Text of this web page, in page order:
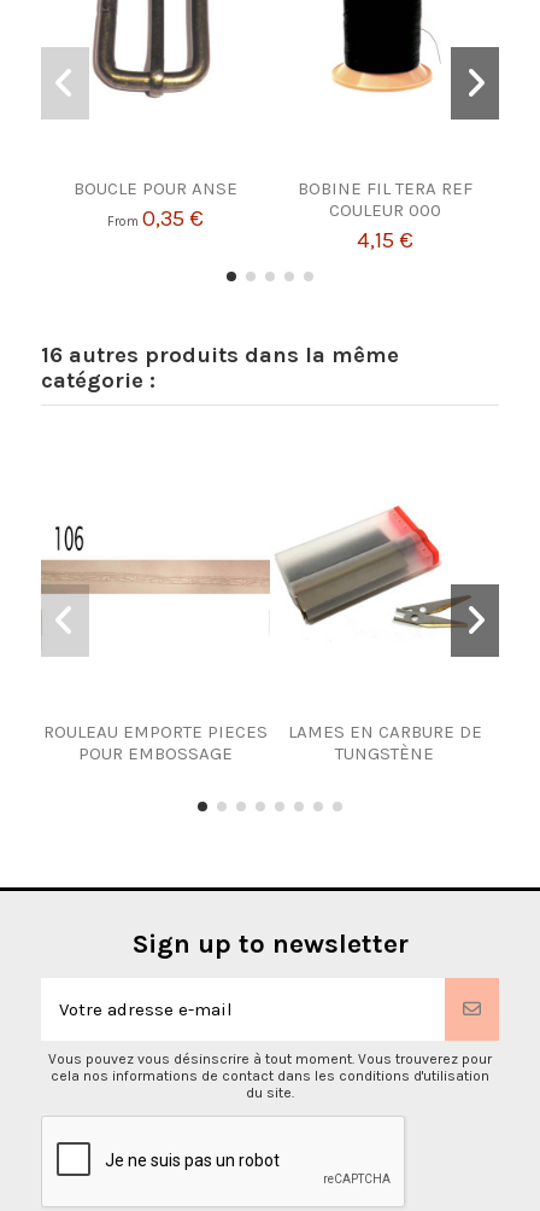
BOUCLE POUR ANSE
From 0,35 €
BOBINE FIL TERA REF
COULEUR 000
4,15 €
16 autres produits dans la même
catégorie :
ROULEAU EMPORTE PIECES
POUR EMBOSSAGE
LAMES EN CARBURE DE
TUNGSTÈNE
Sign up to newsletter
Vous pouvez vous désinscrire à tout moment. Vous trouverez pour
cela nos informations de contact dans les conditions d'utilisation
du site.